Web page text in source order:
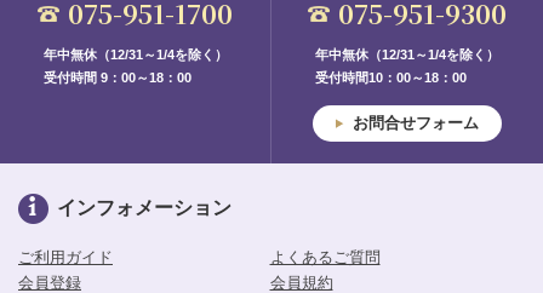
075-951-1700
年中無休（12/31～1/4を除く）
受付時間 9：00～18：00
075-951-9300
年中無休（12/31～1/4を除く）
受付時間10：00～18：00
お問合せフォーム
インフォメーション
ご利用ガイド
よくあるご質問
会員登録
会員規約